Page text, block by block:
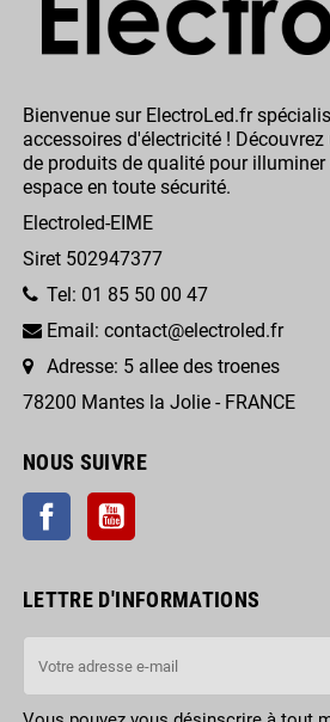
Bienvenue sur ElectroLed.fr
accessoires d'électricité !
de produits de qualité pour illuminer
espace en toute sécurité.
Electroled-EIME
Siret 502947377
Tel: 01 85 50 00 47
Email: contact@electroled.fr
Adresse: 5 allee des troenes
78200 Mantes la Jolie - FRANCE
NOUS SUIVRE
FacebookYouTube
LETTRE D'INFORMATIONS